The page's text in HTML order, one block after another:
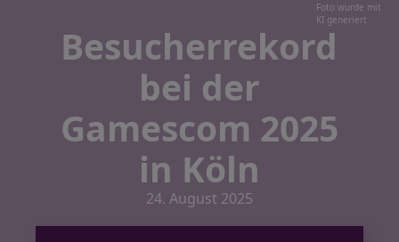
Foto wurde mit
KI generiert
Besucherrekord
bei der
Gamescom 2025
in Köln
24. August 2025